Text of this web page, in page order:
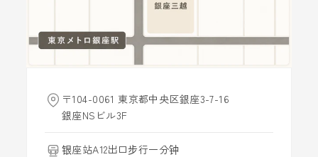
〒104-0061 東京都中央区銀座3-7-16
銀座NSビル3F
银座站A12出口步行一分钟